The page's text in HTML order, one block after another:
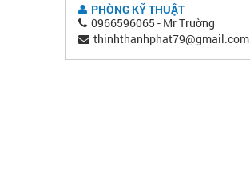
PHÒNG KỸ THUẬT
0966596065 - Mr Trường
thinhthanhphat79@gmail.com